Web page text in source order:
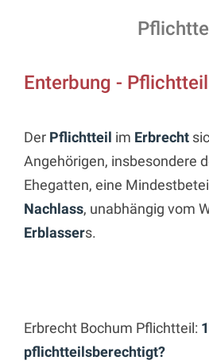
Enterbung -
Der Pflichtteil im Erbrecht
Angehörigen, insbesondere
Ehegatten, eine
Nachlass, unabhängig vom
Erblassers.
Erbrecht Bochum Pflichtteil:
pflichtteilsberechtigt?